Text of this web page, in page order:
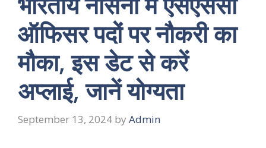
ऑफिसर पदों पर नौकरी का
मौका, इस डेट से करें
अप्लाई, जानें योग्यता
September 13, 2024 by Admin